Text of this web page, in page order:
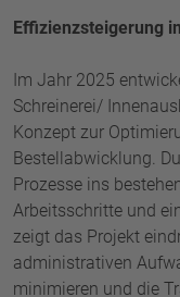
Effizienzsteigerung
Im Jahr 2025
Schreinerei/
Konzept zur
Bestellabwicklung.
Prozesse ins
Arbeitsschritte und
zeigt das Projekt
administrativen
minimieren und die